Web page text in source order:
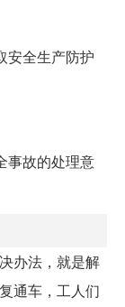
安全生产防护
事故的处理意
办法，就是解
通车，工人们